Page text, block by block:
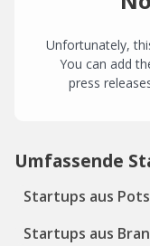
Unfortunately,
You can add
press
Umfassende
Startups aus
Startups aus